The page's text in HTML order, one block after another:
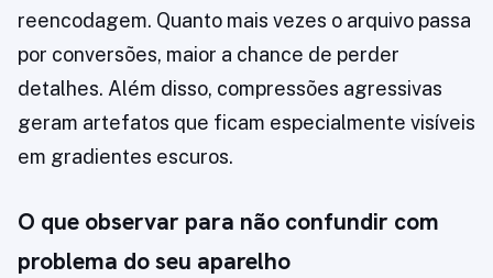
reencodagem. Quanto mais vezes o arquivo passa
por conversões, maior a chance de perder
detalhes. Além disso, compressões agressivas
geram artefatos que ficam especialmente visíveis
em gradientes escuros.
O que observar para não confundir com
problema do seu aparelho